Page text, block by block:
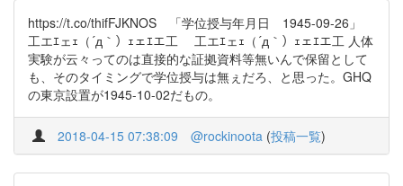
https://t.co/thifFJKNOS 「学位授与年月日 1945-09-26」
工エｴェｪ（´д｀）ｪェｴエ工 工エｴェｪ（´д｀）ｪェｴエ工 人体
実験が云々ってのは直接的な証拠資料等無いんで保留として
も、そのタイミングで学位授与は無ぇだろ、と思った。GHQ
の東京設置が1945-10-02だもの。
2018-04-15 07:38:09 @rockinoota (投稿一覧)